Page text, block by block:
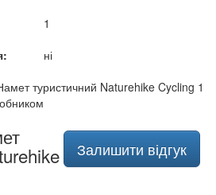
1
ні
туристичний Naturehike Cycling 1
Залишити відгук